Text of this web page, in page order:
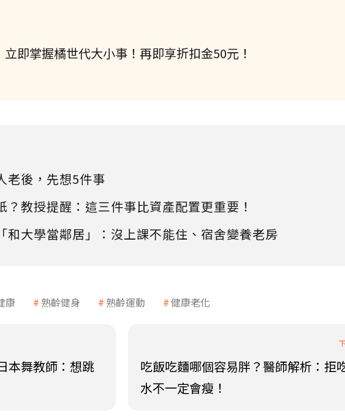
即掌握橘世代大小事！再即享折扣金50元！
老後，先想5件事
？教授提醒：這三件事比資產配置更重要！
和大學當鄰居」：沒上課不能住、宿舍變養老房
康 熟齡健身 熟齡運動 健康老化
本舞教師：想跳
吃飯吃麵哪個容易胖？醫師解析：拒
水不一定會瘦！